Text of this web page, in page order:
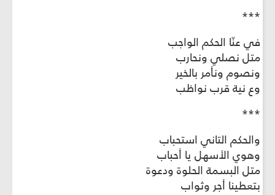
***
في عنّا الحكم الواجب
متل نصلي ونحارب
ونصوم ونأمر بالخير
وع نية قرب نواظب
***
والحكم التاني استحباب
وهوي الأسهل يا أحباب
متل البسمة الحلوة ودعوة
بتعطينا أجر وثواب